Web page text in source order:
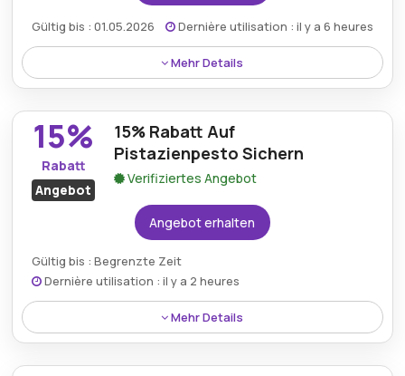
Gültig bis : 01.05.2026 Dernière utilisation : il y a 6 heures
Mehr Details
Kunden können mit diesem Gutscheincode beim
Bezahlvorgang von Oliocarli.de kostenlose Lieferung
auf alle Bestellungen erhalten und dadurch sparen.
15%
Rabatt
Angebot
15% Rabatt Auf
Pistazienpesto Sichern
Verifiziertes Angebot
Angebot erhalten
Gültig bis : Begrenzte Zeit
Dernière utilisation : il y a 2 heures
Mehr Details
Käufer haben Anspruch auf 15% Rabatt auf das
Pistazien-Pesto-Produkt, das durch dieses